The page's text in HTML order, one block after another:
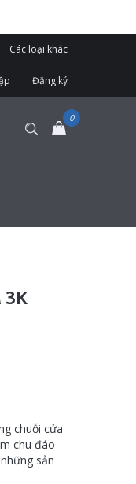
Các loại khác
Đăng ký
3K
chuỗi cửa
chu đáo
sản